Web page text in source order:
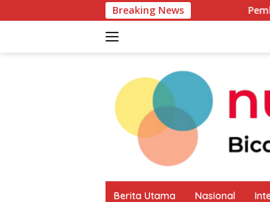
ke
Breaking NewsPemkab Kaur Mulai
Berita Utama Nasional